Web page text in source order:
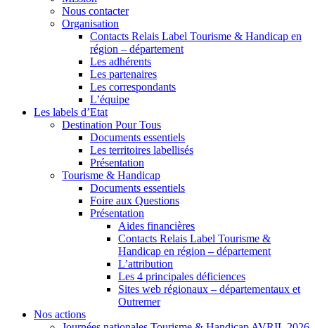
Nous contacter
Organisation
Contacts Relais Label Tourisme & Handicap en
région – département
Les adhérents
Les partenaires
Les correspondants
L’équipe
Les labels d’Etat
Destination Pour Tous
Documents essentiels
Les territoires labellisés
Présentation
Tourisme & Handicap
Documents essentiels
Foire aux Questions
Présentation
Aides financières
Contacts Relais Label Tourisme &
Handicap en région – département
L’attribution
Les 4 principales déficiences
Sites web régionaux – départementaux et
Outremer
Nos actions